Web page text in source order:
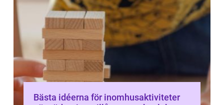
Bästa idéerna för inomhusaktiviteter